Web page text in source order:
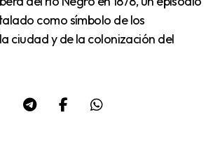
como símbolo de los
ciudad y de la colonización del